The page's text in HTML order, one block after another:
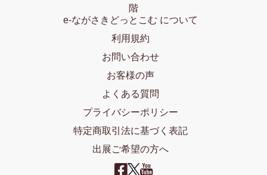
階
e-ながさきどっとこむ について
利用規約
お問い合わせ
お客様の声
よくある質問
プライバシーポリシー
特定商取引法に基づく表記
出展ご希望の方へ